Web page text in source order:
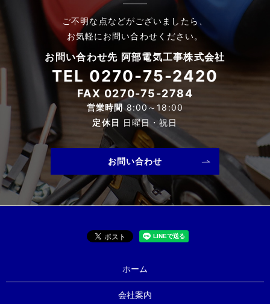
ご不明な点などがございましたら、
お気軽にお問い合わせください。
お問い合わせ先 阿部電気工事株式会社
TEL 0270-75-2420
FAX 0270-75-2784
営業時間8:00～18:00
定休日 日曜日・祝日
お問い合わせ
ホーム
会社案内